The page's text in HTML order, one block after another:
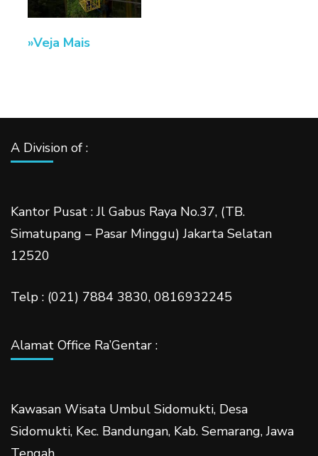
Veja Mais
A Division of :
Kantor Pusat : Jl Gabus Raya No.37, (TB.
Simatupang – Pasar Minggu) Jakarta Selatan
12520
Telp : (021) 7884 3830, 0816932245
Alamat Office Ra’Gentar :
Kawasan Wisata Umbul Sidomukti, Desa
Sidomukti, Kec. Bandungan, Kab. Semarang, Jawa